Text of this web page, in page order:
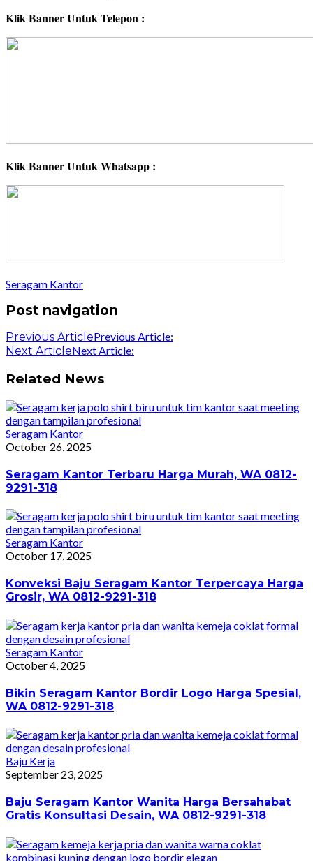
Klik Banner Untuk Telepon :
Klik Banner Untuk Whatsapp :
Seragam Kantor
Post navigation
Previous ArticlePrevious Article:
Next ArticleNext Article:
Related News
Seragam Kantor
October 26, 2025
Seragam Kantor Terbaru Harga Murah, WA 0812-
9291-318
Seragam Kantor
October 17, 2025
Konveksi Baju Seragam Kantor Terpercaya Harga
Grosir, WA 0812-9291-318
Seragam Kantor
October 4, 2025
Bikin Seragam Kantor Bordir Logo Harga Spesial,
WA 0812-9291-318
Baju Kerja
September 23, 2025
Baju Seragam Kantor Wanita Harga Bersahabat
Gratis Konsultasi Desain, WA 0812-9291-318